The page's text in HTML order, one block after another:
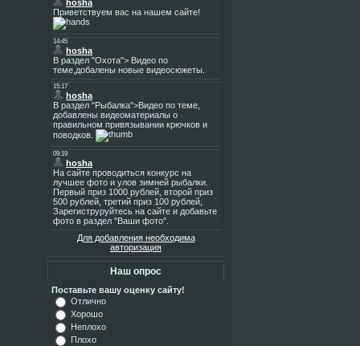
Для добавления необходима
авторизация
Наш опрос
Поставьте вашу оценку сайту!
Отлично
Хорошо
Неплохо
Плохо